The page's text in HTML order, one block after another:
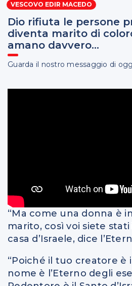
Fale Conosco
VESCOVO EDIR MACEDO
Dio rifiuta le persone
diventa marito di
amano davvero...
Guarda il nostro messaggio di
“Ma come una donna è
marito, così voi siete
casa d’Israele, dice
“Poiché il tuo creatore è
nome è l’Eterno degli